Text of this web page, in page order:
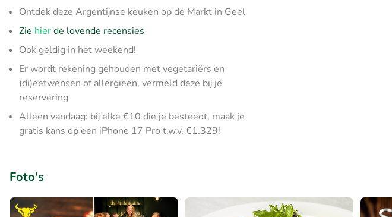
Ontdek deze Argentijnse keuken op de Markt in Geel
Zie hierde lovende recensies
Ook geldig in het weekend!
Er wordt rekening gehouden met vegetariërs en
(di)eetwensen of allergieën, vermeld deze bij je
reservering
Alleen vandaag: bij elke €10 die je besteedt, maak je
gratis kans op een iPhone 17 Pro t.w.v. €1.329!
Foto's